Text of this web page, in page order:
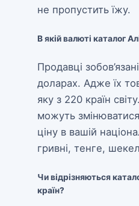
не пропустить їжу.
В якій валюті каталог
Продавці
доларах. Адже їх
яку з 220 країн
можуть
ціну в вашій
гривні, тенге,
Чи відрізняються
країн?